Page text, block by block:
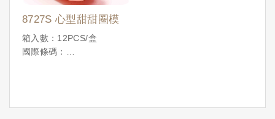
8727S 心型甜甜圈模
箱入數：12PCS/盒
國際條碼：